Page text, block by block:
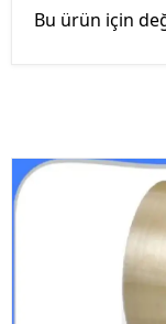
Bu ürün için